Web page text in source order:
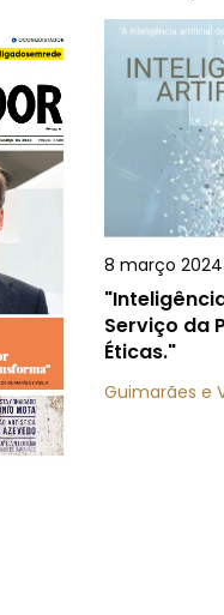
8 março 2024
Serviço da
Éticas."
Guimarães e